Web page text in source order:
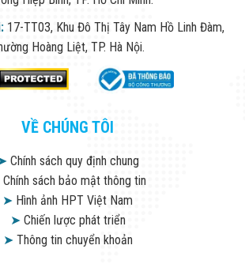
17-TT03, Khu Đô Thị Tây Nam Hồ Linh Đàm,
Hoàng Liệt, TP. Hà Nội.
VỀ CHÚNG TÔI
Chính sách quy định chung
Chính sách bảo mật thông tin
➤ Hình ảnh HPT Việt Nam
➤Chiến lược phát triển
➤Thông tin chuyển khoản